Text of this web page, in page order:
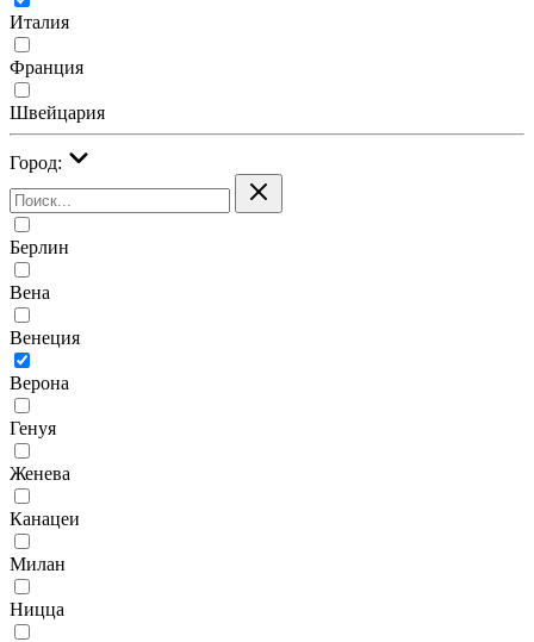
Италия
Франция
Швейцария
Город:
Берлин
Вена
Венеция
Верона
Генуя
Женева
Канацеи
Милан
Ницца